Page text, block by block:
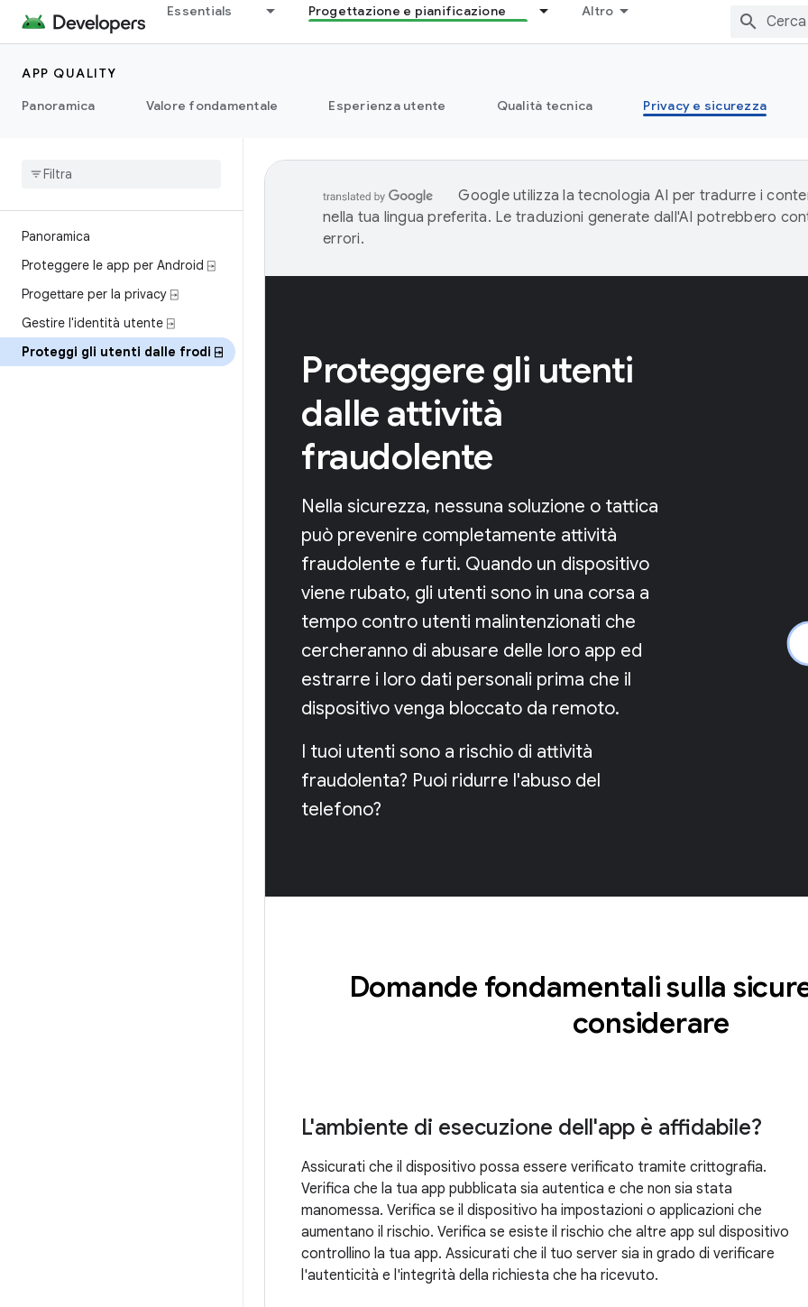
Essentials Progettazione e pianificazione Altro
APP QUALITY
Panoramica
Valore fondamentale Esperienza utente Qualità tecnica Privacy e sicurezza
Panoramica
Proteggere le app per Android ⍈
Progettare per la privacy ⍈
Gestire l'identità utente ⍈
Proteggi gli utenti dalle frodi ⍈
Google utilizza la tecnologia AI per tradurre i
nella tua lingua preferita. Le traduzioni generate dall'AI potrebbero
errori.
Proteggere gli utenti
dalle attività
fraudolente
Nella sicurezza, nessuna soluzione o tattica
può prevenire completamente attività
fraudolente e furti. Quando un dispositivo
viene rubato, gli utenti sono in una corsa a
tempo contro utenti malintenzionati che
cercheranno di abusare delle loro app ed
estrarre i loro dati personali prima che il
dispositivo venga bloccato da remoto.
I tuoi utenti sono a rischio di attività
fraudolenta? Puoi ridurre l'abuso del
telefono?
Domande fondamentali sulla
considerare
L'ambiente di esecuzione dell'app è affidabile?
Assicurati che il dispositivo possa essere verificato tramite crittografia.
Verifica che la tua app pubblicata sia autentica e che non sia stata
manomessa. Verifica se il dispositivo ha impostazioni o applicazioni che
aumentano il rischio. Verifica se esiste il rischio che altre app sul dispositivo
controllino la tua app. Assicurati che il tuo server sia in grado di verificare
l'autenticità e l'integrità della richiesta che ha ricevuto.